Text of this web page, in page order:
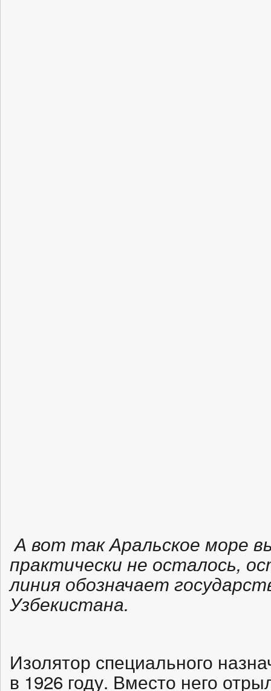
А вот так Аральское море
практически не осталось,
линия обозначает
Узбекистана.
Изолятор специального
в 1926 году. Вместо него